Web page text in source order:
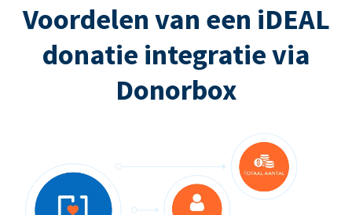
Voordelen van een iDEAL
donatie integratie via
Donorbox